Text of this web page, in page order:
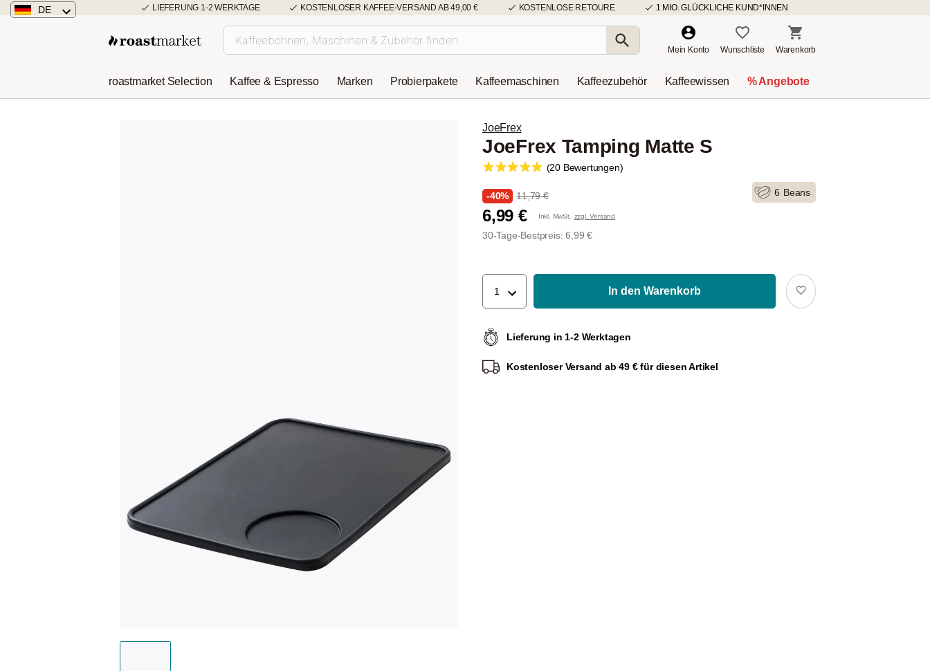
LIEFERUNG 1-2 WERKTAGE KOSTENLOSER KAFFEE-VERSAND AB 49,00 € KOSTENLOSE RETOURE 1 MIO. GLÜCKLICHE KUND*INNEN
DE
Niederlande
Mein Konto Wunschliste Warenkorb
roastmarket Selection Kaffee & Espresso Marken Probierpakete Kaffeemaschinen Kaffeezubehör Kaffeewissen % Angebote
JoeFrex
JoeFrex Tamping Matte S
(20 Bewertungen)
-40% 11,79 €
6,99 € Inkl. MwSt. zzgl. Versand
30-Tage-Bestpreis: 6,99 €
6 Beans
1 In den Warenkorb
Lieferung in 1-2 Werktagen
Kostenloser Versand ab 49 € für diesen Artikel